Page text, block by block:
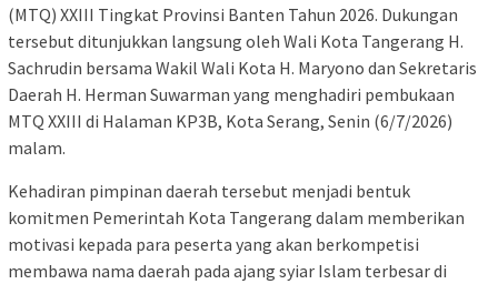
(MTQ) XXIII Tingkat Provinsi Banten Tahun 2026. Dukungan
tersebut ditunjukkan langsung oleh Wali Kota Tangerang H.
Sachrudin bersama Wakil Wali Kota H. Maryono dan Sekretaris
Daerah H. Herman Suwarman yang menghadiri pembukaan
MTQ XXIII di Halaman KP3B, Kota Serang, Senin (6/7/2026)
malam.
Kehadiran pimpinan daerah tersebut menjadi bentuk
komitmen Pemerintah Kota Tangerang dalam memberikan
motivasi kepada para peserta yang akan berkompetisi
membawa nama daerah pada ajang syiar Islam terbesar di